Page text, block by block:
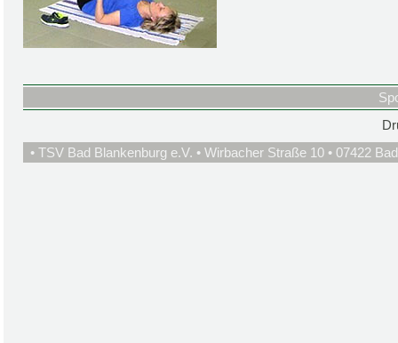
• TSV Bad Blankenburg e.V. • Wirbacher Straße 10 • 07422